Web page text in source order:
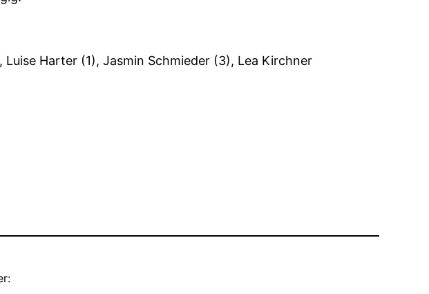
Harter (1), Jasmin Schmieder (3), Lea Kirchner